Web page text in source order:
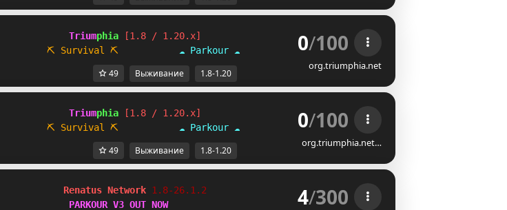
Triumphia
[1.8 / 1.20.x]
⛏ Survival
⛏ ☁ Parkour ☁ 0/100
org.triumphia.net
49 Выживание 1.8-1.20
Triumphia
[1.8 / 1.20.x]
⛏ Survival
⛏ ☁ Parkour ☁ 0/100
org.triumphia.net…
49 Выживание 1.8-1.20
Renatus Network 1.8-26.1.2
PARKOUR V3 OUT NOW
4/300